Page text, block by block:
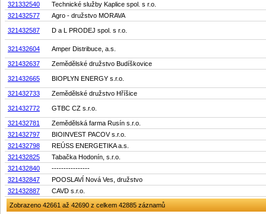
321332540
Technické služby Kaplice spol. s r.o.
321432577
Agro - družstvo MORAVA
321432587 D a L PRODEJ spol. s r.o.
321432604 Amper Distribuce, a.s.
321432637 Zemědělské družstvo Budíškovice
321432665 BIOPLYN ENERGY s.r.o.
321432733 Zemědělské družstvo Hříšice
321432772 GTBC CZ s.r.o.
321432781
Zemědělská farma Rusín s.r.o.
321432797
BIOINVEST PACOV s.r.o.
321432798
REÚSS ENERGETIKA a.s.
321432825
Tabačka Hodonín, s.r.o.
321432840
----------------
321432847
POOSLAVÍ Nová Ves, družstvo
321432887
CAVD s.r.o.
Zobrazeno 42661 až 42690 z celkem 42885 záznamů